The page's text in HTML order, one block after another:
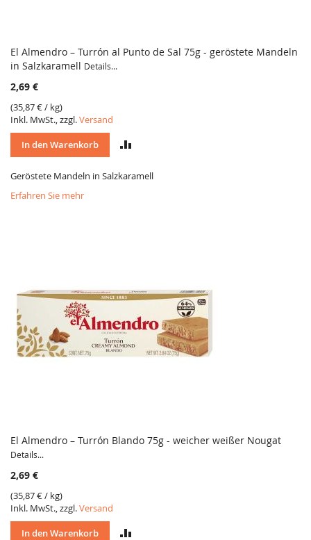
El Almendro – Turrón al Punto de Sal 75g - geröstete Mandeln
in Salzkaramell Details...
2,69 €
(35,87 €/ kg)
Inkl. MwSt., zzgl.Versand
In den Warenkorb
VERGLEICH
Geröstete Mandeln in Salzkaramell
Erfahren Sie mehr
El Almendro – Turrón Blando 75g - weicher weißer Nougat
Details...
2,69 €
(35,87 €/ kg)
Inkl. MwSt., zzgl.Versand
In den Warenkorb
VERGLEICH